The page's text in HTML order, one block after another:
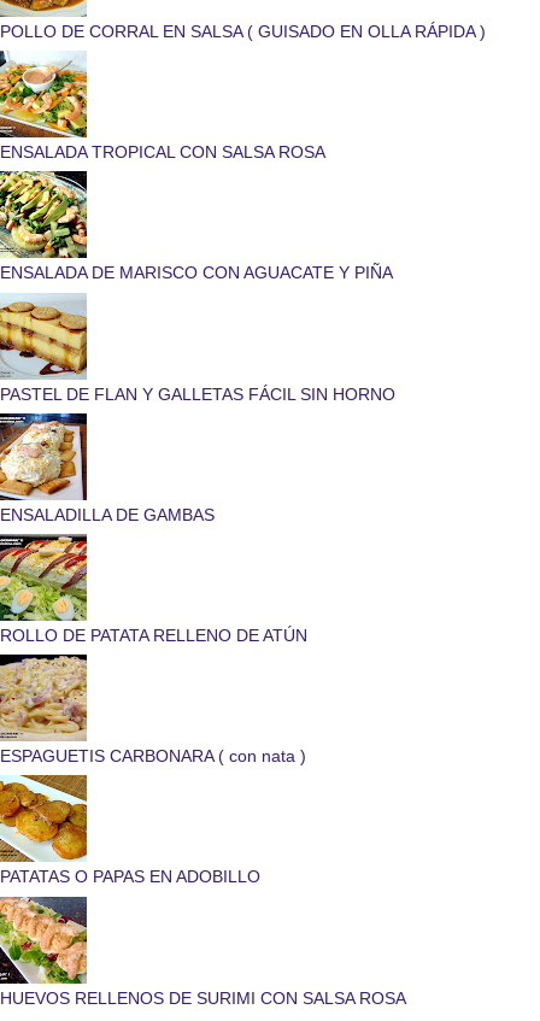
POLLO DE CORRAL EN SALSA ( GUISADO EN OLLA RÁPIDA )
ENSALADA TROPICAL CON SALSA ROSA
ENSALADA DE MARISCO CON AGUACATE Y PIÑA
PASTEL DE FLAN Y GALLETAS FÁCIL SIN HORNO
ENSALADILLA DE GAMBAS
ROLLO DE PATATA RELLENO DE ATÚN
ESPAGUETIS CARBONARA ( con nata )
PATATAS O PAPAS EN ADOBILLO
HUEVOS RELLENOS DE SURIMI CON SALSA ROSA